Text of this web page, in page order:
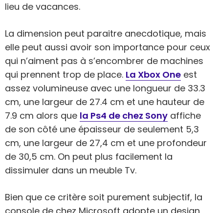
lieu de vacances.
La dimension peut paraitre anecdotique, mais
elle peut aussi avoir son importance pour ceux
qui n’aiment pas à s’encombrer de machines
qui prennent trop de place. La Xbox One est
assez volumineuse avec une longueur de 33.3
cm, une largeur de 27.4 cm et une hauteur de
7.9 cm alors que la Ps4 de chez Sony affiche
de son côté une épaisseur de seulement 5,3
cm, une largeur de 27,4 cm et une profondeur
de 30,5 cm. On peut plus facilement la
dissimuler dans un meuble Tv.
Bien que ce critère soit purement subjectif, la